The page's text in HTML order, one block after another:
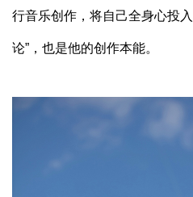
行音乐创作，将自己全身心投
论”，也是他的创作本能。